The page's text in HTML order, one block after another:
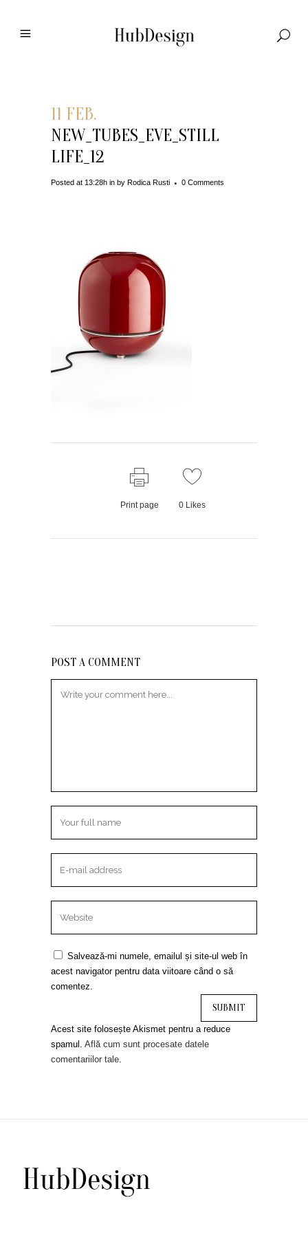
11 FEB.
NEW_TUBES_EVE_STILL
LIFE_12
Posted at 13:28h in by Rodica Rusti 0 Comments
Print page 0Likes
POST A COMMENT
Salvează-mi numele, emailul și site-ul web în
acest navigator pentru data viitoare când o să
comentez.
Acest site folosește Akismet pentru a reduce
spamul. Află cum sunt procesate datele
comentariilor tale.